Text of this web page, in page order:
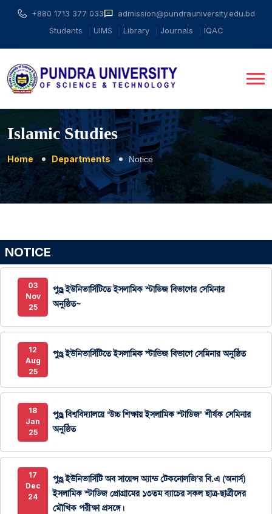
+880 1713 377 033
admission@pundrauniversity.edu.bd
Students
UIMS Library Journals IQAC
Islamic Studies
Home Departments Notice
NOTICE
03
Nov
25
পুণ্ড্র ইউনিভার্সিটিতে ইসলামিক স্টাডিজ বিভাগের সেমিনার
অনুষ্ঠিত~
12
Aug
25
পুণ্ড্র ইউনিভার্সিটিতে ইসলামিক স্টাডিজ বিভাগে সেমিনার অনুষ্ঠিত
18
Jan
25
পুণ্ড্র বিশ্ববিদ্যালয়ে ‘উচ্চ শিক্ষায় ইসলামিক স্টাডিজ’ শীর্ষক সেমিনার
অনুষ্ঠিত
17
Dec
24
পুণ্ড্র ইউনিভার্সিটি অব সায়েন্স অ্যান্ড টেকনোলজি'র বি.এ (অনার্স)
ইসলামিক স্টাডিজ প্রোগ্রামের ১৩তম ব্যাচের সকল ছাত্র-ছাত্রীদের
মৌখিক পরীক্ষা প্রসঙ্গে।